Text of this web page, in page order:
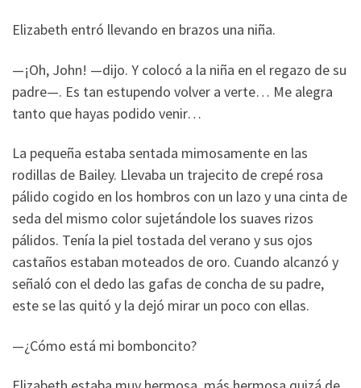
Elizabeth entró llevando en brazos una niña.
—¡Oh, John! —dijo. Y colocó a la niña en el regazo de su
padre—. Es tan estupendo volver a verte… Me alegra
tanto que hayas podido venir…
La pequeña estaba sentada mimosamente en las
rodillas de Bailey. Llevaba un trajecito de crepé rosa
pálido cogido en los hombros con un lazo y una cinta de
seda del mismo color sujetándole los suaves rizos
pálidos. Tenía la piel tostada del verano y sus ojos
castaños estaban moteados de oro. Cuando alcanzó y
señaló con el dedo las gafas de concha de su padre,
este se las quitó y la dejó mirar un poco con ellas.
—¿Cómo está mi bomboncito?